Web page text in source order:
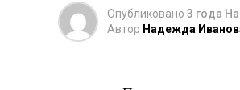
Опубликовано 3 года
Автор Надежда